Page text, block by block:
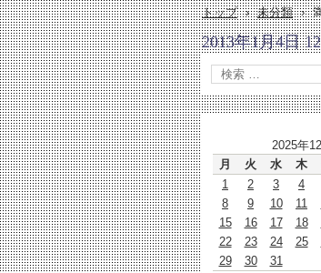
トップ › 未分類 ›
2013年1月4日
2025年
月
火 水 木
1
2 3 4
8
9 10 11
15
16 17 18
22
23 24 25
29
30 31